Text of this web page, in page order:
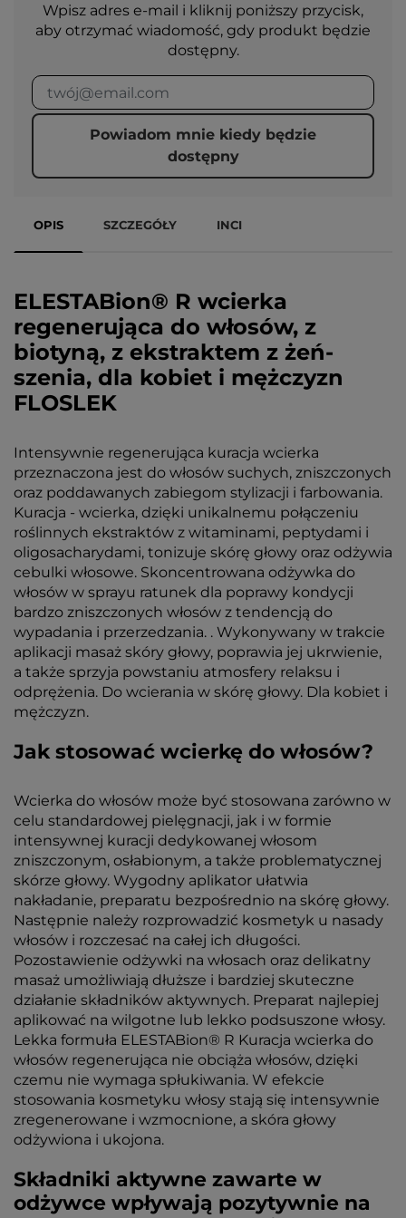
Wpisz adres e-mail i kliknij poniższy przycisk,
aby otrzymać wiadomość, gdy produkt będzie
dostępny.
Powiadom mnie kiedy będzie
dostępny
OPIS SZCZEGÓŁY INCI
ELESTABion® R wcierka
regenerująca do włosów, z
biotyną, z ekstraktem z żeń-
szenia, dla kobiet i mężczyzn
FLOSLEK
Intensywnie regenerująca kuracja wcierka
przeznaczona jest do włosów suchych, zniszczonych
oraz poddawanych zabiegom stylizacji i farbowania.
Kuracja - wcierka, dzięki unikalnemu połączeniu
roślinnych ekstraktów z witaminami, peptydami i
oligosacharydami, tonizuje skórę głowy oraz odżywia
cebulki włosowe. Skoncentrowana odżywka do
włosów w sprayu ratunek dla poprawy kondycji
bardzo zniszczonych włosów z tendencją do
wypadania i przerzedzania. . Wykonywany w trakcie
aplikacji masaż skóry głowy, poprawia jej ukrwienie,
a także sprzyja powstaniu atmosfery relaksu i
odprężenia. Do wcierania w skórę głowy. Dla kobiet i
mężczyzn.
Jak stosować wcierkę do włosów?
Wcierka do włosów może być stosowana zarówno w
celu standardowej pielęgnacji, jak i w formie
intensywnej kuracji dedykowanej włosom
zniszczonym, osłabionym, a także problematycznej
skórze głowy. Wygodny aplikator ułatwia
nakładanie, preparatu bezpośrednio na skórę głowy.
Następnie należy rozprowadzić kosmetyk u nasady
włosów i rozczesać na całej ich długości.
Pozostawienie odżywki na włosach oraz delikatny
masaż umożliwiają dłuższe i bardziej skuteczne
działanie składników aktywnych. Preparat najlepiej
aplikować na wilgotne lub lekko podsuszone włosy.
Lekka formuła ELESTABion® R Kuracja wcierka do
włosów regenerująca nie obciąża włosów, dzięki
czemu nie wymaga spłukiwania. W efekcie
stosowania kosmetyku włosy stają się intensywnie
zregenerowane i wzmocnione, a skóra głowy
odżywiona i ukojona.
Składniki aktywne zawarte w
odżywce wpływają pozytywnie na